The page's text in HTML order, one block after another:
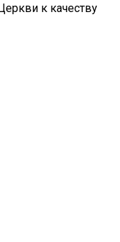
к качеству